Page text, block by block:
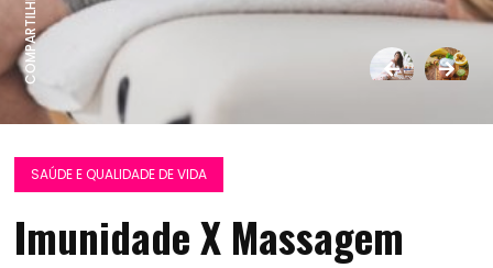
COMPARTILHE:
SAÚDE E QUALIDADE DE VIDA
Imunidade X Massagem